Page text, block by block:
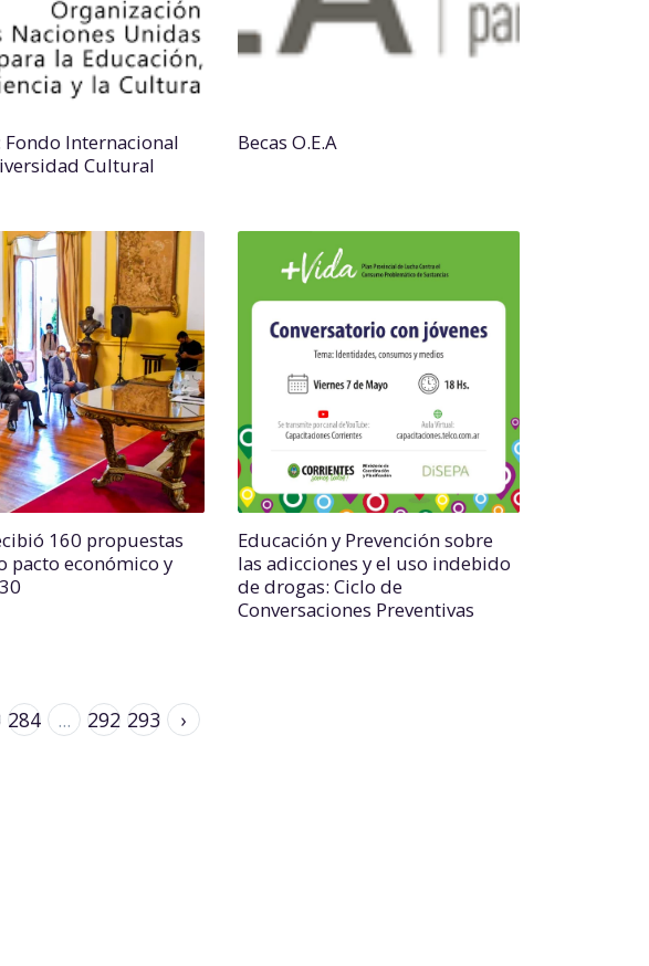
Fondo Internacional
Cultural
Becas O.E.A
160 propuestas
pacto económico y
Educación y Prevención sobre
las adicciones y el uso indebido
de drogas: Ciclo de
Conversaciones Preventivas
284 ... 292 293 ›